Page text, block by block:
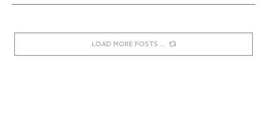
LOAD MORE POSTS